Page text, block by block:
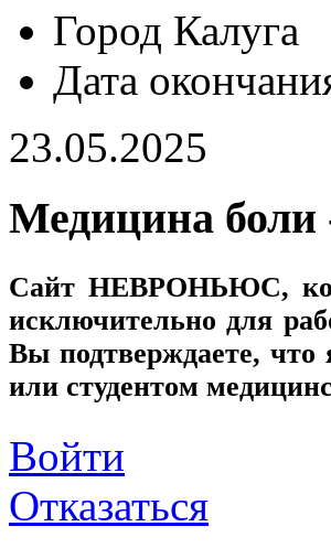
Город Калуга
Дата
23.05.2025
Медицина боли
Сайт НЕВРОНЬЮС,
исключительно для
Вы подтверждаете,
или студентом
Войти
Отказаться